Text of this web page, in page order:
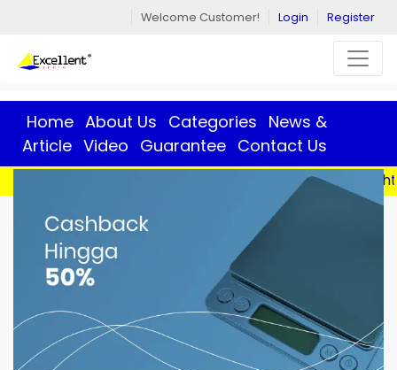
Welcome Customer! Login Register
Home About Us Categories News &
Article Video Guarantee Contact Us
Best Solution of